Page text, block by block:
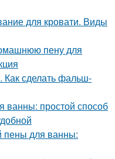
для кровати. Виды
пену для
сделать фальш-
ванны: простой способ
пены для ванны: